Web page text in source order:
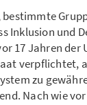
Inklusion und
17 Jahren der
verpflichtet,
zu
Nach wie